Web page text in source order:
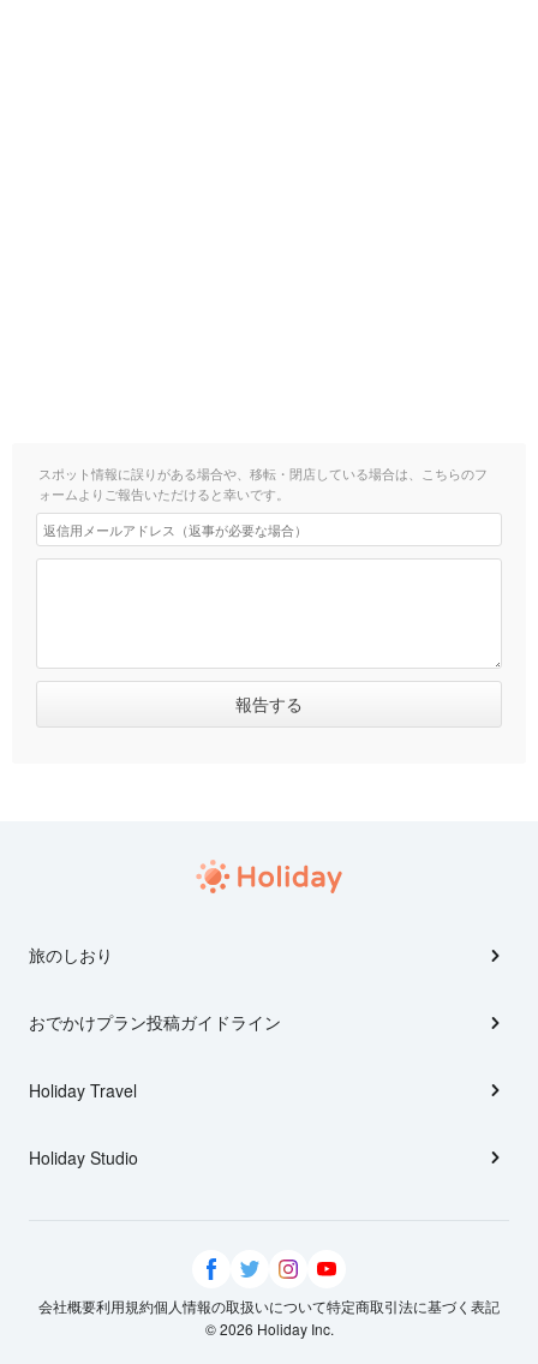
スポット情報に誤りがある場合や、移転・閉店している場合は、こちらのフ
ォームよりご報告いただけると幸いです。
旅のしおり
おでかけプラン投稿ガイドライン
Holiday Travel
Holiday Studio
会社概要利用規約個人情報の取扱いについて特定商取引法に基づく表記
© 2026 Holiday Inc.